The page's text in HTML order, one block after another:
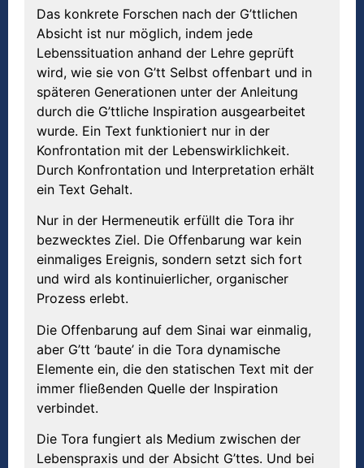
Das konkrete Forschen nach der G’ttlichen
Absicht ist nur möglich, indem jede
Lebenssituation anhand der Lehre geprüft
wird, wie sie von G’tt Selbst offenbart und in
späteren Generationen unter der Anleitung
durch die G’ttliche Inspiration ausgearbeitet
wurde. Ein Text funktioniert nur in der
Konfrontation mit der Lebenswirklichkeit.
Durch Konfrontation und Interpretation erhält
ein Text Gehalt.
Nur in der Hermeneutik erfüllt die Tora ihr
bezwecktes Ziel. Die Offenbarung war kein
einmaliges Ereignis, sondern setzt sich fort
und wird als kontinuierlicher, organischer
Prozess erlebt.
Die Offenbarung auf dem Sinai war einmalig,
aber G’tt ‘baute’ in die Tora dynamische
Elemente ein, die den statischen Text mit der
immer fließenden Quelle der Inspiration
verbindet.
Die Tora fungiert als Medium zwischen der
Lebenspraxis und der Absicht G’ttes. Und bei